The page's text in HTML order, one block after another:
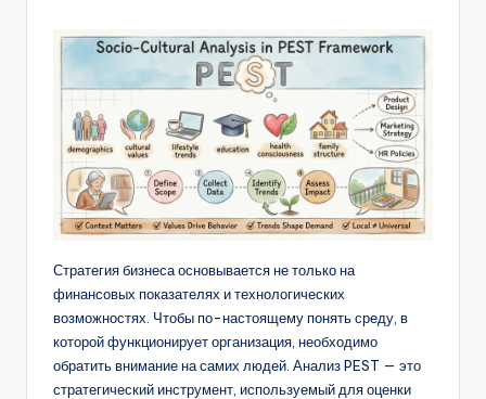
&
D
Стратегия бизнеса основывается не только на
финансовых показателях и технологических
возможностях. Чтобы по-настоящему понять среду, в
которой функционирует организация, необходимо
обратить внимание на самих людей. Анализ PEST — это
стратегический инструмент, используемый для оценки